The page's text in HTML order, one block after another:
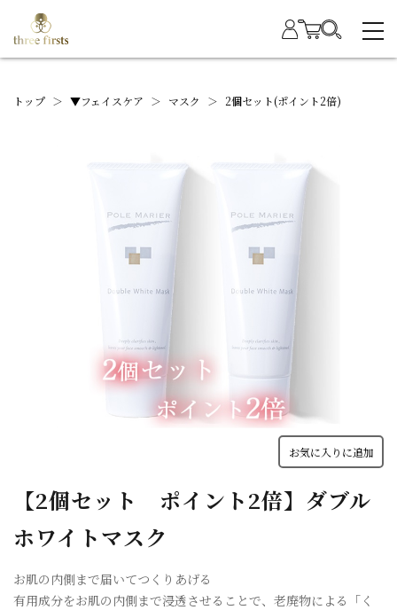
トップ ＞ ▼フェイスケア ＞ マスク ＞ 2個セット(ポイント2倍)
お気に入りに追加
【2個セット ポイント2倍】ダブル
ホワイトマスク
お肌の内側まで届いてつくりあげる
有用成分をお肌の内側まで浸透させることで、老廃物による「く